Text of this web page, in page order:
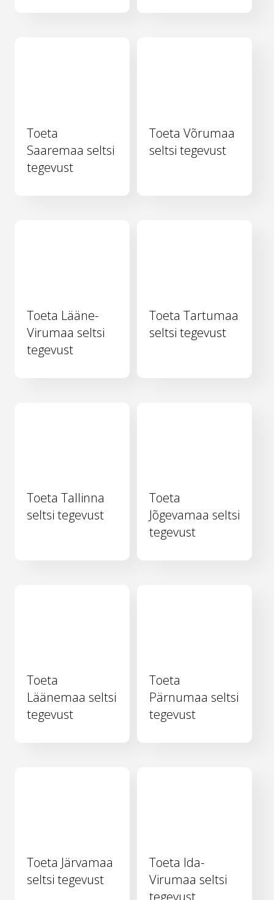
Toeta
Saaremaa seltsi
tegevust
Toeta Võrumaa
seltsi tegevust
Toeta Lääne-
Virumaa seltsi
tegevust
Toeta Tartumaa
seltsi tegevust
Toeta Tallinna
seltsi tegevust
Toeta
Jõgevamaa seltsi
tegevust
Toeta
Läänemaa seltsi
tegevust
Toeta
Pärnumaa seltsi
tegevust
Toeta Järvamaa
seltsi tegevust
Toeta Ida-
Virumaa seltsi